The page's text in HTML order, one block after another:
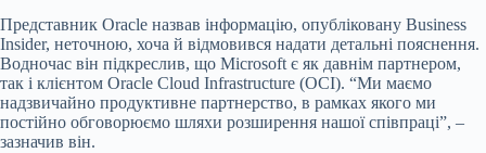
Представник Oracle назвав інформацію, опубліковану Business
Insider, неточною, хоча й відмовився надати детальні пояснення.
Водночас він підкреслив, що Microsoft є як давнім партнером,
так і клієнтом Oracle Cloud Infrastructure (OCI). “Ми маємо
надзвичайно продуктивне партнерство, в рамках якого ми
постійно обговорюємо шляхи розширення нашої співпраці”, –
зазначив він.